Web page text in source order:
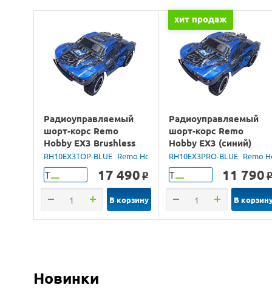
Радиоуправляемый
шорт-корс Remo
Hobby EX3 Brushless
(синий) 4WD 2.4G 1/10
RTR
RH10EX3TOP-BLUE Remo Hobby
Т 17 490 o
В корзину
хит продаж
Радиоуправляемый
шорт-корс Remo
Hobby EX3 (синий)
4WD 2.4G 1/10 RTR
RH10EX3PRO-BLUE Remo
Т 11 790 o
В
Новинки